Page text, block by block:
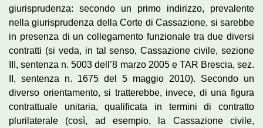
giurisprudenza: secondo un primo indirizzo, prevalente
nella giurisprudenza della Corte di Cassazione, si sarebbe
in presenza di un collegamento funzionale tra due diversi
contratti (si veda, in tal senso, Cassazione civile, sezione
III, sentenza n. 5003 dell’8 marzo 2005 e TAR Brescia, sez.
II, sentenza n. 1675 del 5 maggio 2010). Secondo un
diverso orientamento, si tratterebbe, invece, di una figura
contrattuale unitaria, qualificata in termini di contratto
plurilaterale (così, ad esempio, la Cassazione civile,